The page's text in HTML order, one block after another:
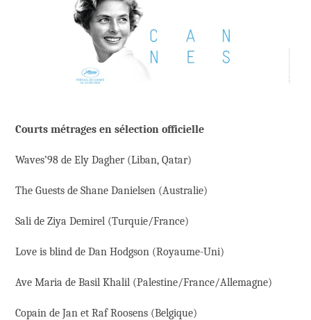
Courts métrages en sélection officielle
Waves’98 de Ely Dagher (Liban, Qatar)
The Guests de Shane Danielsen (Australie)
Sali de Ziya Demirel (Turquie/France)
Love is blind de Dan Hodgson (Royaume-Uni)
Ave Maria de Basil Khalil (Palestine/France/Allemagne)
Copain de Jan et Raf Roosens (Belgique)